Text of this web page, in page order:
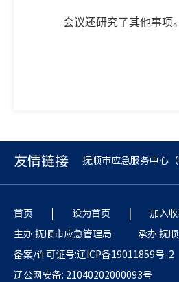
会议还研究了其他事项。
友情链接 抚顺市应急服务中心（
首页 | 设为首页 |
加入
主办:抚顺市应急管理局
承办:抚
备案/许可证号:辽ICP备19011859号-2
辽公网安备: 21040202000093号